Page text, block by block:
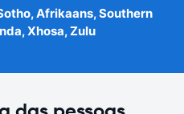
Afrikaans, Southern
Xhosa, Zulu